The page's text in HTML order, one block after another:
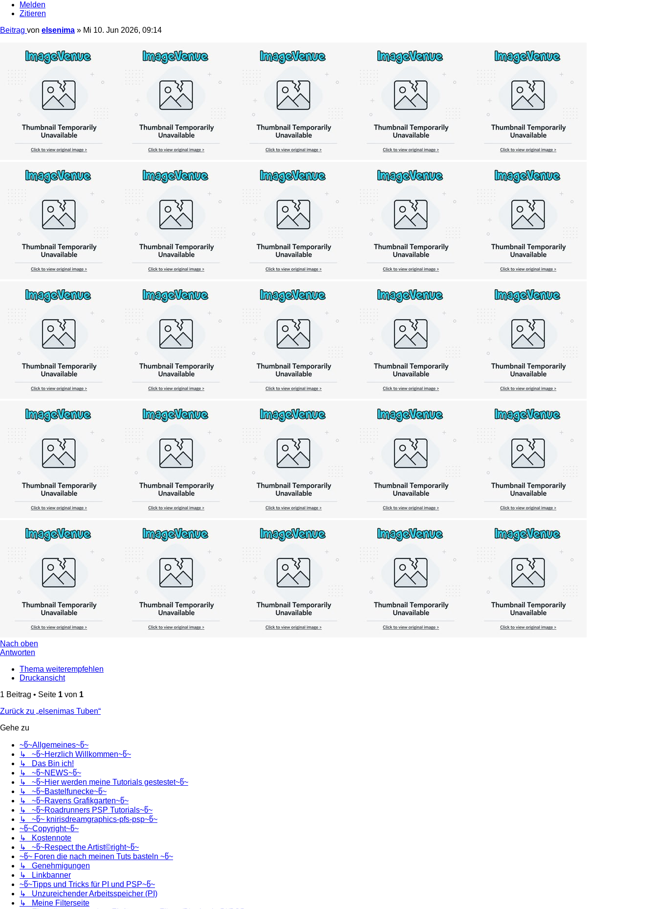
Melden
Zitieren
Beitrag von elsenima » Mi 10. Jun 2026, 09:14
Nach oben
Antworten
Thema weiterempfehlen
Druckansicht
1 Beitrag • Seite 1 von 1
Zurück zu „elsenimas Tuben“
Gehe zu
~წ~Allgemeines~წ~
↳ ~წ~Herzlich Willkommen~წ~
↳ Das Bin ich!
↳ ~წ~NEWS~წ~
↳ ~წ~Hier werden meine Tutorials gestestet~წ~
↳ ~წ~Bastelfunecke~წ~
↳ ~წ~Ravens Grafikgarten~წ~
↳ ~წ~Roadrunners PSP Tutorials~წ~
↳ ~წ~ knirisdreamgraphics-pfs-psp~წ~
~წ~Copyright~წ~
↳ Kostennote
↳ ~წ~Respect the Artist©right~წ~
~წ~ Foren die nach meinen Tuts basteln ~წ~
↳ Genehmigungen
↳ Linkbanner
~წ~Tipps und Tricks für PI und PSP~წ~
↳ Unzureichender Arbeitsspeicher (PI)
↳ Meine Filterseite